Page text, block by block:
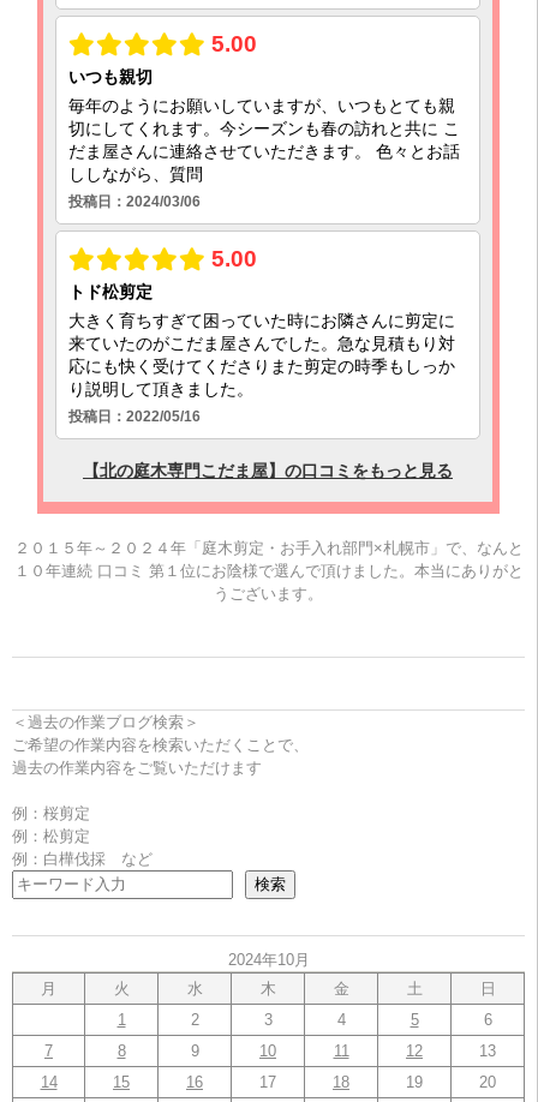
２０１５年～２０２４年「庭木剪定・お手入れ部門×札幌市」で、なんと
１０年連続 口コミ 第１位にお陰様で選んで頂けました。本当にありがと
うございます。
＜過去の作業ブログ検索＞
ご希望の作業内容を検索いただくことで、
過去の作業内容をご覧いただけます
例：桜剪定
例：松剪定
例：白樺伐採 など
検索
2024年10月
月
火 水 木 金 土
日
1
2 3 4 5
6
7
8 9 10 11 12
13
14
15 16 17 18 19
20